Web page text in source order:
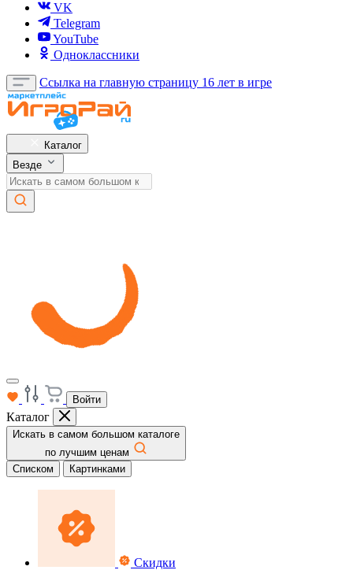
VK
Telegram
YouTube
Одноклассники
Ссылка на главную страницу 16 лет в игре
Каталог
Везде
Войти
Каталог
Искать в самом большом каталоге
по лучшим ценам
Списком
Картинками
Скидки